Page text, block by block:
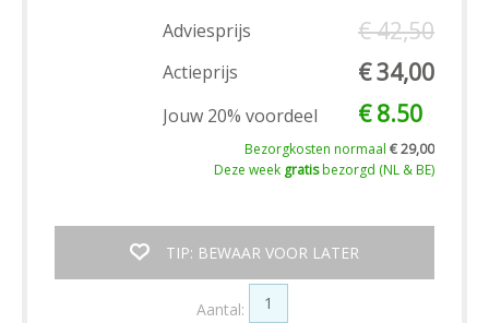
Adviesprijs € 42,50
Actieprijs € 34,00
Jouw 20% voordeel € 8.50
Bezorgkosten normaal € 29,00
Deze week gratisbezorgd (NL & BE)
TIP: BEWAAR VOOR LATER
Aantal: